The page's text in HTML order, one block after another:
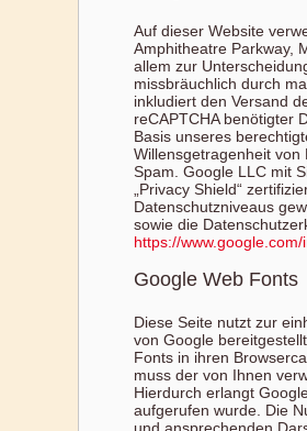
Auf dieser Website
Amphitheatre Parkway,
allem zur
missbräuchlich durch
inkludiert den Versand
reCAPTCHA benötigter
Basis unseres
Willensgetragenheit
Spam. Google LLC mit
„Privacy Shield“
Datenschutzniveaus
sowie die
https://
Google Web Fonts
Diese Seite nutzt zur
von Google
Fonts in ihren
muss der von Ihnen
Hierdurch erlangt
aufgerufen wurde. Die